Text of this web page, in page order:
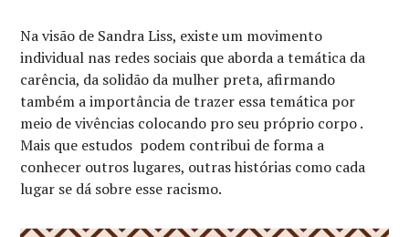
Na visão de Sandra Liss, existe um movimento
individual nas redes sociais que aborda a temática da
carência, da solidão da mulher preta, afirmando
também a importância de trazer essa temática por
meio de vivências colocando pro seu próprio corpo .
Mais que estudos podem contribui de forma a
conhecer outros lugares, outras histórias como cada
lugar se dá sobre esse racismo.